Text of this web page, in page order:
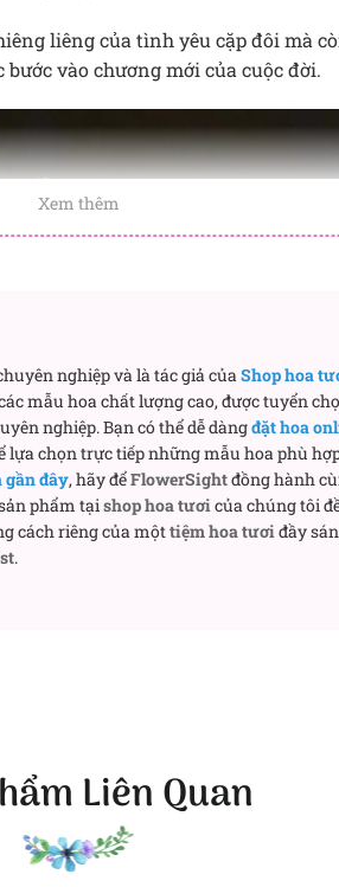
liêng của tình yêu cặp đôi mà
vào chương mới của cuộc đời.
Xem thêm
nghiệp và là tác giả củaShop hoa
mẫu hoa chất lượng cao, được tuyển
nghiệp. Bạn có thể dễ dàngđặt hoa
lựa chọn trực tiếp những mẫu hoa phù
gần đây, hãy đểFlowerSightđồng hành
phẩm tạishop hoa tươicủa chúng tôi
cách riêng của mộttiệm hoa tươiđầy
.
Liên Quan